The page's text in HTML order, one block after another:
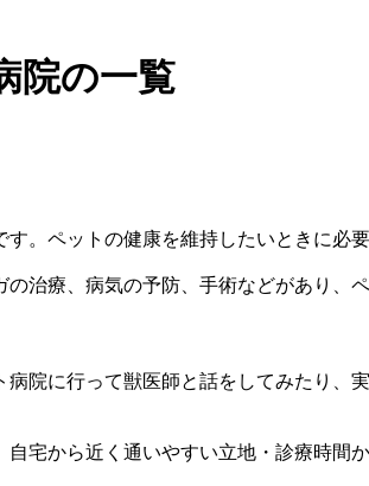
院の一覧
。ペットの健康を維持したいときに必
治療、病気の予防、手術などがあり
院に行って獣医師と話をしてみたり
宅から近く通いやすい立地・診療時間か